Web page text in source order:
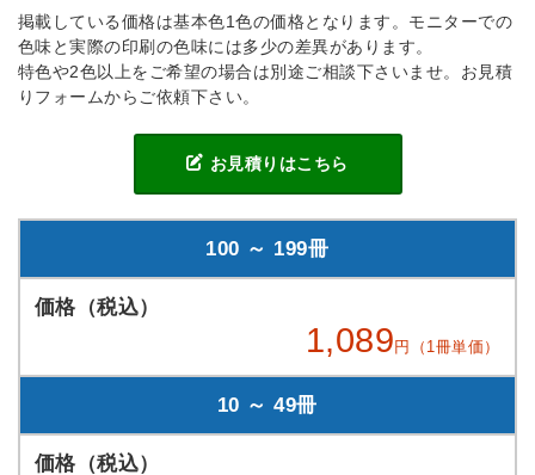
掲載している価格は基本色1色の価格となります。モニターでの
色味と実際の印刷の色味には多少の差異があります。
特色や2色以上をご希望の場合は別途ご相談下さいませ。お見積
りフォームからご依頼下さい。
お見積りはこちら
100 ～ 199冊
1,089 円（1冊単価）
10 ～ 49冊